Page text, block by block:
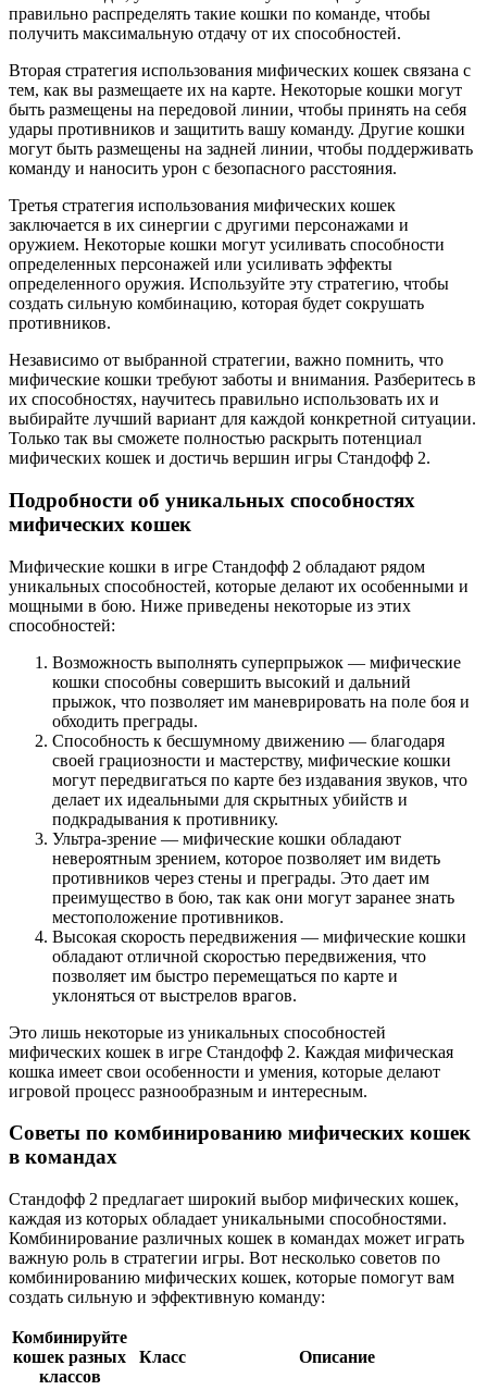
правильно распределять такие кошки по команде, чтобы
получить максимальную отдачу от их способностей.
Вторая стратегия использования мифических кошек связана с
тем, как вы размещаете их на карте. Некоторые кошки могут
быть размещены на передовой линии, чтобы принять на себя
удары противников и защитить вашу команду. Другие кошки
могут быть размещены на задней линии, чтобы поддерживать
команду и наносить урон с безопасного расстояния.
Третья стратегия использования мифических кошек
заключается в их синергии с другими персонажами и
оружием. Некоторые кошки могут усиливать способности
определенных персонажей или усиливать эффекты
определенного оружия. Используйте эту стратегию, чтобы
создать сильную комбинацию, которая будет сокрушать
противников.
Независимо от выбранной стратегии, важно помнить, что
мифические кошки требуют заботы и внимания. Разберитесь в
их способностях, научитесь правильно использовать их и
выбирайте лучший вариант для каждой конкретной ситуации.
Только так вы сможете полностью раскрыть потенциал
мифических кошек и достичь вершин игры Стандофф 2.
Подробности об уникальных способностях
мифических кошек
Мифические кошки в игре Стандофф 2 обладают рядом
уникальных способностей, которые делают их особенными и
мощными в бою. Ниже приведены некоторые из этих
способностей:
Возможность выполнять суперпрыжок — мифические
кошки способны совершить высокий и дальний
прыжок, что позволяет им маневрировать на поле боя и
обходить преграды.
Способность к бесшумному движению — благодаря
своей грациозности и мастерству, мифические кошки
могут передвигаться по карте без издавания звуков, что
делает их идеальными для скрытных убийств и
подкрадывания к противнику.
Ультра-зрение — мифические кошки обладают
невероятным зрением, которое позволяет им видеть
противников через стены и преграды. Это дает им
преимущество в бою, так как они могут заранее знать
местоположение противников.
Высокая скорость передвижения — мифические кошки
обладают отличной скоростью передвижения, что
позволяет им быстро перемещаться по карте и
уклоняться от выстрелов врагов.
Это лишь некоторые из уникальных способностей
мифических кошек в игре Стандофф 2. Каждая мифическая
кошка имеет свои особенности и умения, которые делают
игровой процесс разнообразным и интересным.
Советы по комбинированию мифических кошек
в командах
Стандофф 2 предлагает широкий выбор мифических кошек,
каждая из которых обладает уникальными способностями.
Комбинирование различных кошек в командах может играть
важную роль в стратегии игры. Вот несколько советов по
комбинированию мифических кошек, которые помогут вам
создать сильную и эффективную команду:
Комбинируйте
кошек разных
классов
Класс Описание